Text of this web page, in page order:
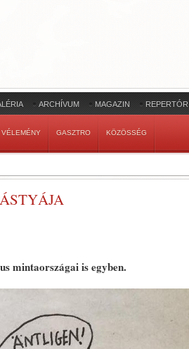
ARCHÍVUM MAGAZIN
VÉLEMÉNY GASZTRO KÖZÖSSÉG
mintaországai is egyben.